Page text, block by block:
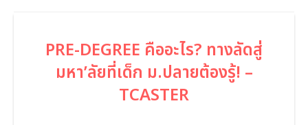
PRE-DEGREE คืออะไร? ทางลัดสู่
มหา’ลัยที่เด็ก ม.ปลายต้องรู้! –
TCASTER